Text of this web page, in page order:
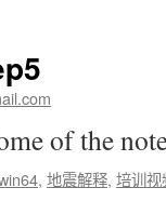
of the
, 地震解释, 培训视